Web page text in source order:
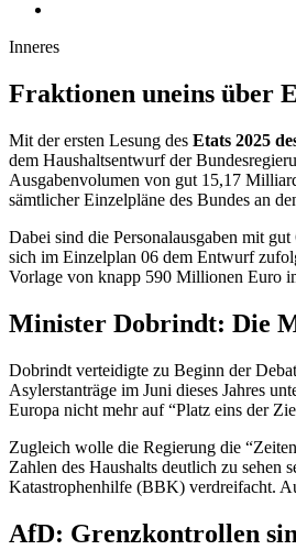
Inneres
Fraktionen uneins über
Mit der ersten Lesung des Etats 2025
dem Haushaltsentwurf der
Ausgabenvolumen von gut 15,17
sämtlicher Einzelpläne des Bundes an
Dabei sind die Personalausgaben mit
sich im Einzelplan 06 dem Entwurf
Vorlage von knapp 590 Millionen Euro
Minister Dobrindt: Die
Dobrindt verteidigte zu Beginn der
Asylerstanträge im Juni dieses Jahres
Europa nicht mehr auf “Platz eins der
Zugleich wolle die Regierung die
Zahlen des Haushalts deutlich zu
Katastrophenhilfe (BBK) verdreifacht.
AfD: Grenzkontrollen